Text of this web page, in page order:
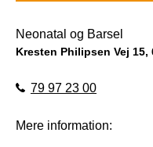
Neonatal og Barsel
Kresten Philipsen Vej 15,
79 97 23 00
Mere information: